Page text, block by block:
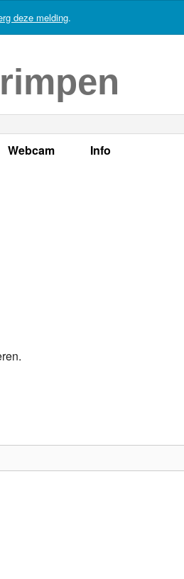
deze melding.
Webcam Info